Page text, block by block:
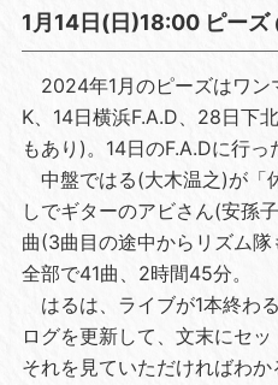
1月14日(日)18:00 ピーズ
2024年1月のピーズはワン
K、14日横浜F.A.D、28日下
もあり)。14日のF.A.Dに行っ
中盤ではる(大木温之)が「
しでギターのアビさん(安孫
曲(3曲目の途中からリズム
全部で41曲、2時間45分。
はるは、ライブが1本終わ
ログを更新して、文末にセッ
それを見ていただければわ